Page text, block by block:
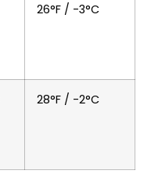
26°F / -3°C
28°F / -2°C